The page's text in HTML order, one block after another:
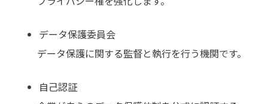
データ保護委員会
データ保護に関する監督と執行を行う機関です。
自己認証